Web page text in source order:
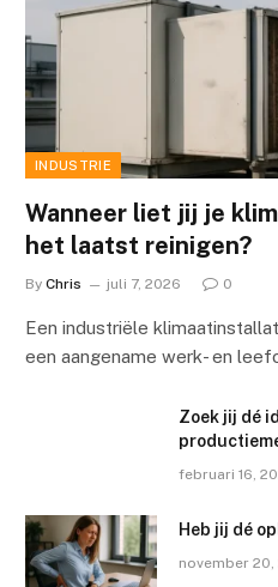
INDUSTRIE
Wanneer liet jij je
het laatst reinigen?
By Chris juli 7, 2026 0
Een industriële
een aangename werk- en
Zoek jij dé
februari 16,
Heb jij dé
november 20,